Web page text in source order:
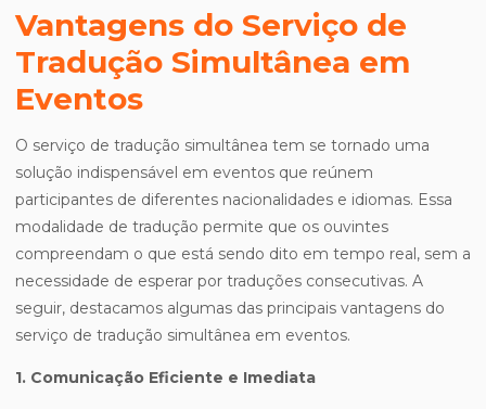
Vantagens do Serviço de
Tradução Simultânea em
Eventos
O serviço de tradução simultânea tem se tornado uma
solução indispensável em eventos que reúnem
participantes de diferentes nacionalidades e idiomas. Essa
modalidade de tradução permite que os ouvintes
compreendam o que está sendo dito em tempo real, sem a
necessidade de esperar por traduções consecutivas. A
seguir, destacamos algumas das principais vantagens do
serviço de tradução simultânea em eventos.
1. Comunicação Eficiente e Imediata